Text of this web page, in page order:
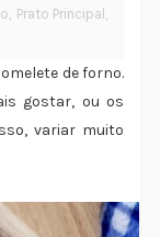
, Prato Principal ,
de forno.
gostar, ou os
variar muito